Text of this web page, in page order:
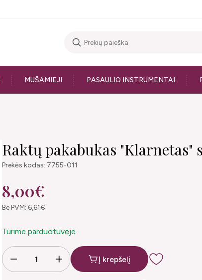
MUŠAMIEJI PASAULIO INSTRUMENTAI
Raktų pakabukas
Prekės kodas: 7755-011
8,00€
Be PVM: 6,61€
Turime parduotuvėje
Į krepšelį